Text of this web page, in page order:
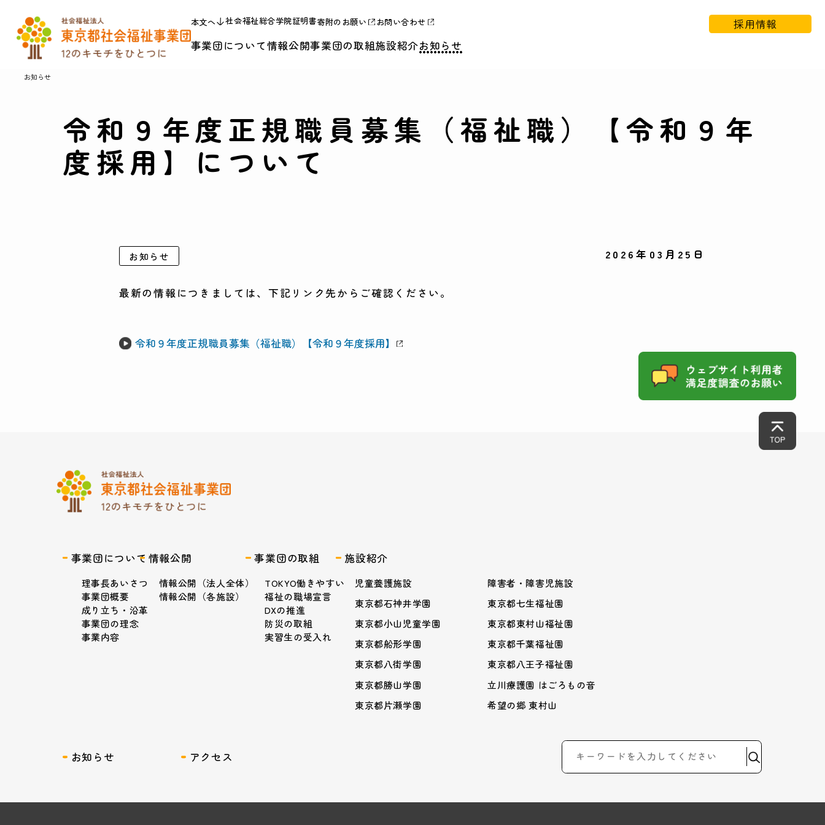
本文へ 社会福祉総合学院証明書寄附のお願い お問い合わせ
事業団について情報公開事業団の取組施設紹介お知らせ
採用情報
お知らせ
令和９年度正規職員募集（福祉職）【令和９年
度採用】について
お知らせ 2026年03月25日
最新の情報につきましては、下記リンク先からご確認ください。
令和９年度正規職員募集（福祉職）【令和９年度採用】
事業団について
理事長あいさつ
事業団概要
成り立ち・沿革
事業団の理念
事業内容
情報公開
情報公開（法人全体）
情報公開（各施設）
事業団の取組
TOKYO働きやすい
福祉の職場宣言
DXの推進
防災の取組
実習生の受入れ
施設紹介
児童養護施設
東京都石神井学園
東京都小山児童学園
東京都船形学園
東京都八街学園
東京都勝山学園
東京都片瀬学園
障害者・障害児施設
東京都七生福祉園
東京都東村山福祉園
東京都千葉福祉園
東京都八王子福祉園
立川療護園 はごろもの音
希望の郷 東村山
お知らせ アクセス